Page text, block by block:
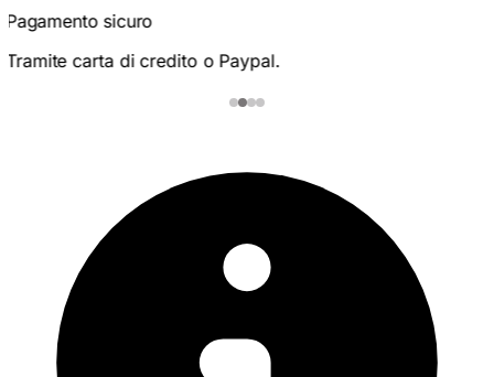
100% per le donne
Perfettamente adattato al metabolismo femminile.